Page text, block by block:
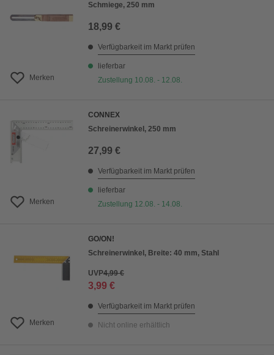
Merken
Schmiege, 250 mm
18,99 €
Verfügbarkeit im Markt prüfen
lieferbar
Zustellung 10.08. - 12.08.
Merken
CONNEX
Schreinerwinkel, 250 mm
27,99 €
Verfügbarkeit im Markt prüfen
lieferbar
Zustellung 12.08. - 14.08.
Merken
GO/ON!
Schreinerwinkel, Breite: 40 mm, Stahl
UVP4,99 €
3,99 €
Verfügbarkeit im Markt prüfen
Nicht online erhältlich